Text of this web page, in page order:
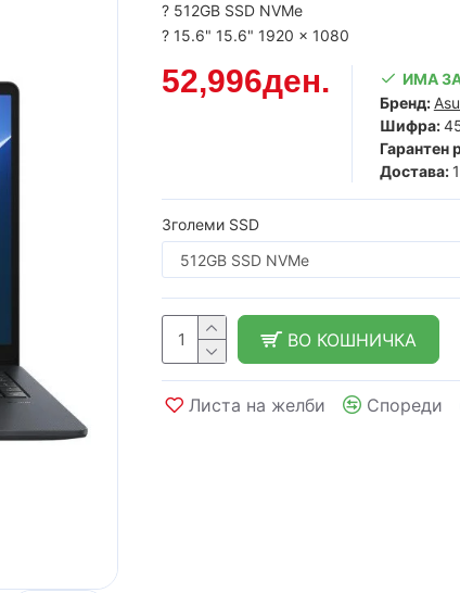
? 512GB SSD NVMe
? 15.6" 15.6" 1920 x 1080
52,996ден.
ИМА
Бренд:
Шифра:
Гарантен
Достава:
Зголеми SSD
ВО КОШНИЧКА
Листа на желби Спореди